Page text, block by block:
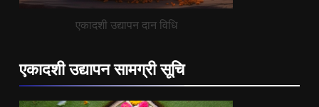
एकादशी उद्यापन दान विधि
एकादशी उद्यापन सामग्री सूचि